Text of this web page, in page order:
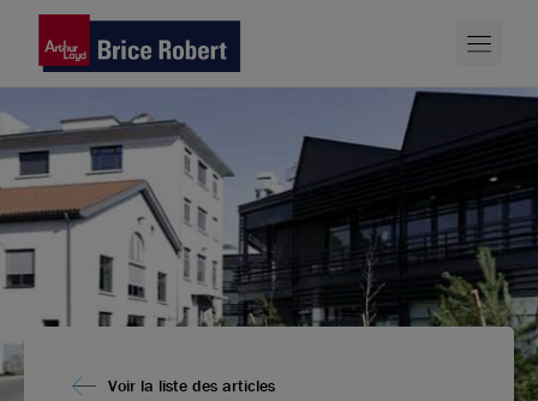
Voir la liste des articles